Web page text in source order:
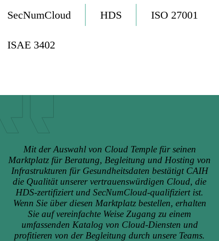
SecNumCloud HDS ISO 27001
ISAE 3402
Mit der Auswahl von Cloud Temple für seinen
Marktplatz für Beratung, Begleitung und Hosting von
Infrastrukturen für Gesundheitsdaten bestätigt CAIH
die Qualität unserer vertrauenswürdigen Cloud, die
HDS-zertifiziert und SecNumCloud-qualifiziert ist.
Wenn Sie über diesen Marktplatz bestellen, erhalten
Sie auf vereinfachte Weise Zugang zu einem
umfassenden Katalog von Cloud-Diensten und
profitieren von der Begleitung durch unsere Teams.